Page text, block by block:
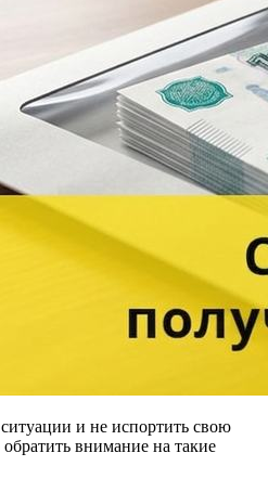
и не испортить свою
внимание на такие